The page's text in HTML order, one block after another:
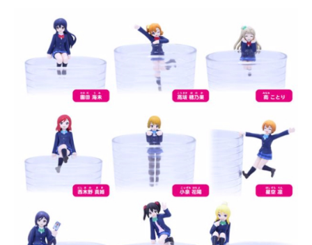
進化するPCとデバイスの未来
好きが集まる 比べて選べる
企業ITのトレンドを詳説
経営リーダーのコミュニティ
マーケ×ITの今がよく分かる
ITエンジニア向け専門サイト